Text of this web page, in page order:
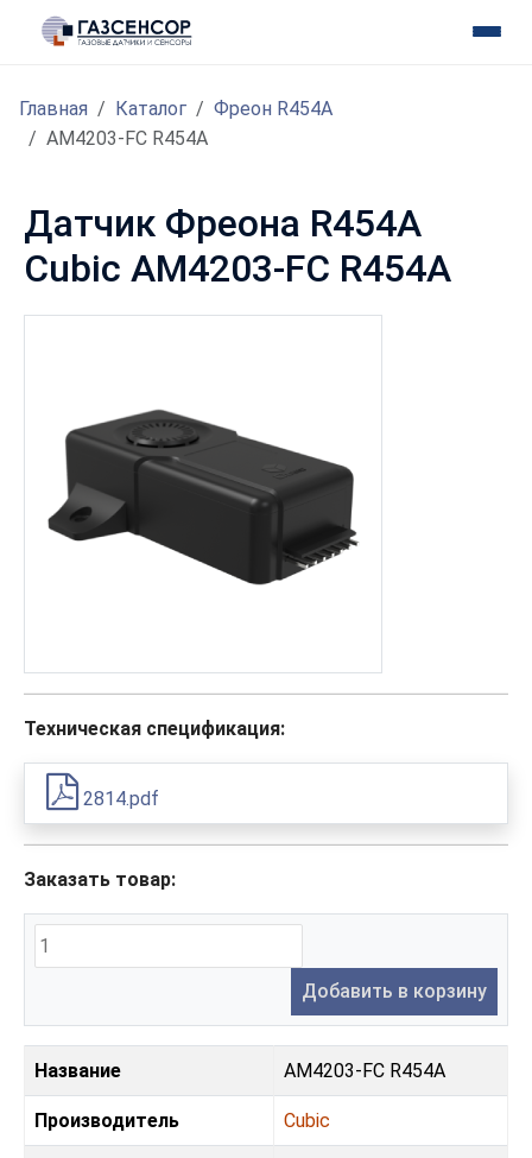
Главная Каталог
Фреон R454A
AM4203-FC R454A
Датчик Фреона R454A
Cubic AM4203-FC R454A
Техническая спецификация:
2814.pdf
Заказать товар:
Добавить в корзину
Название AM4203-FC R454A
Производитель Cubic